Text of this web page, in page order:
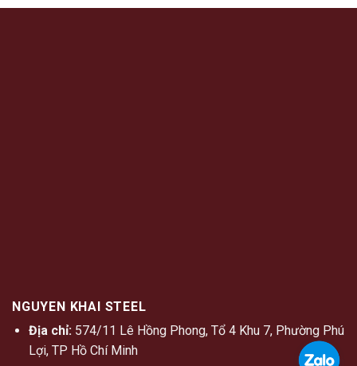
NGUYEN KHAI STEEL
Địa chỉ:574/11 Lê Hồng Phong, Tổ 4 Khu 7, Phường Phú
Lợi, TP Hồ Chí Minh